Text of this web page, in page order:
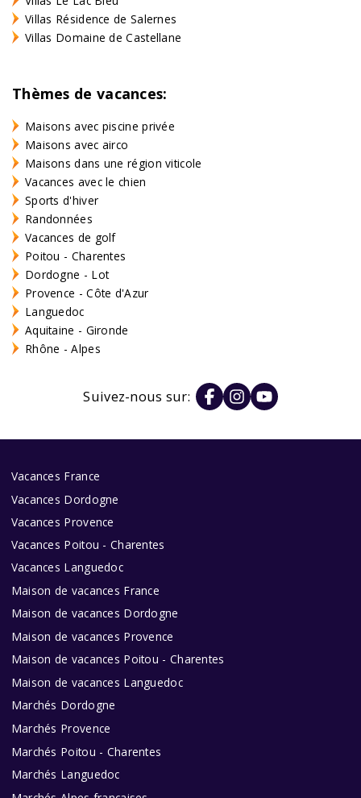
Villas Résidence de Salernes
Villas Domaine de Castellane
Thèmes de vacances:
Maisons avec piscine privée
Maisons avec airco
Maisons dans une région viticole
Vacances avec le chien
Sports d'hiver
Randonnées
Vacances de golf
Poitou - Charentes
Dordogne - Lot
Provence - Côte d'Azur
Languedoc
Aquitaine - Gironde
Rhône - Alpes
Suivez-nous sur:
Vacances France
Vacances Dordogne
Vacances Provence
Vacances Poitou - Charentes
Vacances Languedoc
Maison de vacances France
Maison de vacances Dordogne
Maison de vacances Provence
Maison de vacances Poitou - Charentes
Maison de vacances Languedoc
Marchés Dordogne
Marchés Provence
Marchés Poitou - Charentes
Marchés Languedoc